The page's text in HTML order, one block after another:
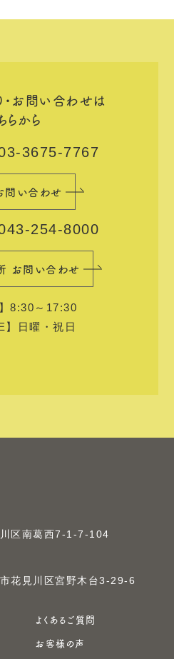
お問い合わせは
らから
3675-7767
問い合わせ
254-8000
お問い合わせ
8:30～17:30
】日曜・祝日
区南葛西7-1-7-104
花見川区宮野木台3-29-6
よくあるご質問
お客様の声